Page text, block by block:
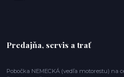
Predajňa, servis a trať
Pobočka NEMECKÁ (vedľa motorestu) na